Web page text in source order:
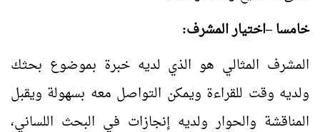
خامسا –اختيار المشرف:
المشرف المثالي هو الذي لديه خبرة بموضوع بحثك
ولديه وقت للقراءة ويمكن التواصل معه بسهولة ويقبل
المناقشة والحوار ولديه إنجازات في البحث اللساني،